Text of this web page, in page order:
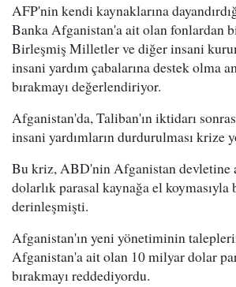
AFP'nin kendi kaynaklarına
Banka Afganistan'a ait olan fonlardan
Birleşmiş Milletler ve diğer insani
insani yardım çabalarına destek olma
bırakmayı değerlendiriyor.
Afganistan'da, Taliban'ın iktidarı
insani yardımların durdurulması krize
Bu kriz, ABD'nin Afganistan devletine
dolarlık parasal kaynağa el koymasıyla
derinleşmişti.
Afganistan'ın yeni yönetiminin
Afganistan'a ait olan 10 milyar dolar
bırakmayı reddediyordu.